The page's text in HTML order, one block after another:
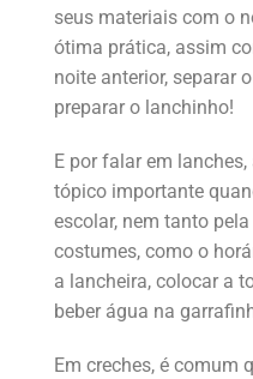
seus materiais com o
ótima prática, assim
noite anterior, separar
preparar o lanchinho!
E por falar em lanches,
tópico importante
escolar, nem tanto
costumes, como o
a lancheira, colocar a
beber água na
Em creches, é comum